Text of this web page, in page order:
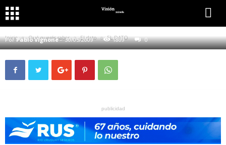
Inicio Qué querés saber El dato EL DATO
QUÉ QUERÉS SABER
EL DATO
Por Pablo Vignone- 30/05/2009 1809 0
publicidad